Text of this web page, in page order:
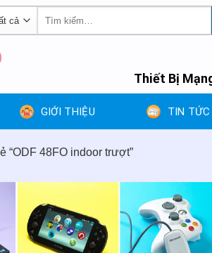
kiếm:
Thiết Bị
GIỚI THIỆU TIN TỨC
“ODF 48FO indoor trượt”